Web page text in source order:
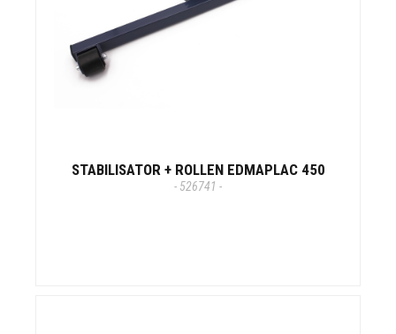
STABILISATOR + ROLLEN EDMAPLAC 450
- 526741 -